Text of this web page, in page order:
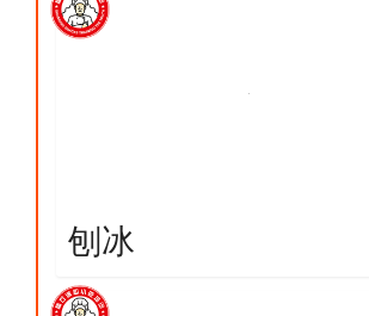
刨冰